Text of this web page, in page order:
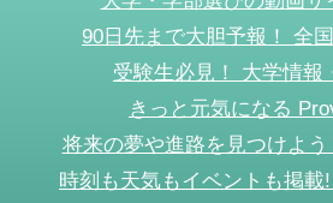
90日先まで大胆予報！ 全
受験生必見！ 大学情報
きっと元気になる
将来の夢や進路を見つけよう
時刻も天気もイベントも掲載